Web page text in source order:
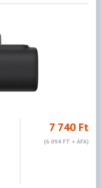
7 740 Ft
(6 094 FT + ÁFA)